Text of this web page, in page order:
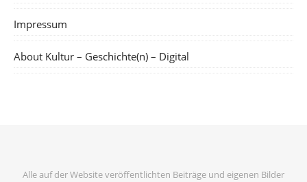
Impressum
About Kultur – Geschichte(n) – Digital
Alle auf der Website veröffentlichten Beiträge und eigenen Bilder